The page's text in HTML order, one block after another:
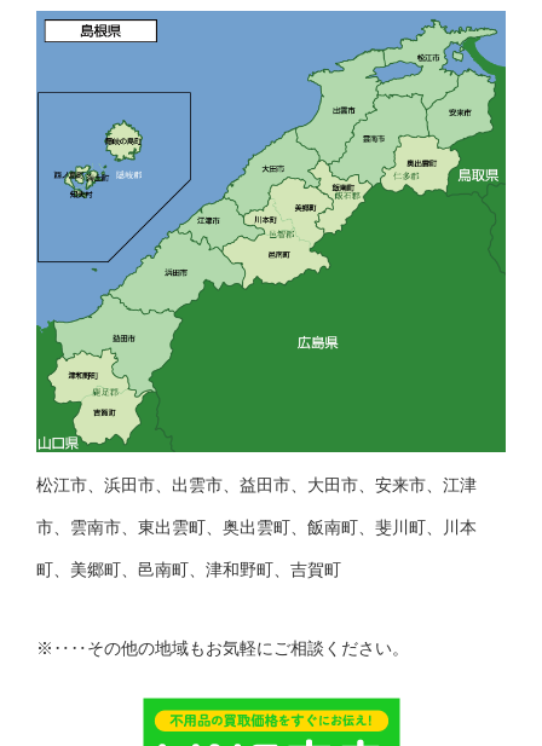
松江市、浜田市、出雲市、益田市、大田市、安来市、江津
市、雲南市、東出雲町、奥出雲町、飯南町、斐川町、川本
町、美郷町、邑南町、津和野町、吉賀町
※‥‥その他の地域もお気軽にご相談ください。